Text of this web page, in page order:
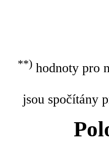
**)hodnoty pro
jsou spočítány